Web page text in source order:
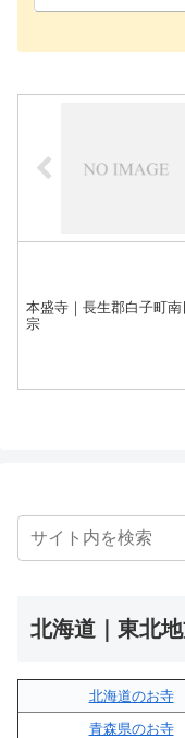
本盛寺｜長生郡白子町
宗
北海道｜東北
北海道のお寺
青森県のお寺